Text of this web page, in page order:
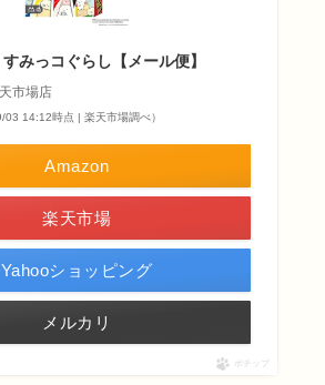
すみっコぐらし【メール便】
市場店
03 14:12時点 | 楽天市場調べ）
Amazon
楽天市場
Yahooショッピング
メルカリ
ポチップ